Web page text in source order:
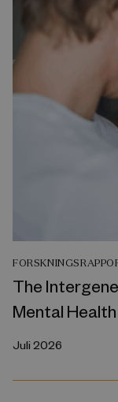
The
Mental Health
Juli 2026